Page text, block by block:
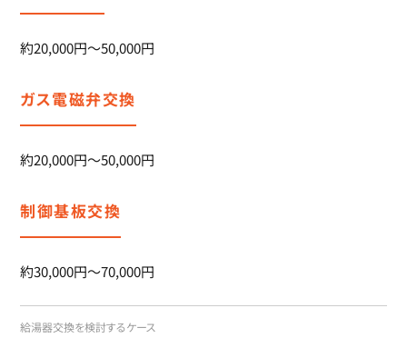
約20,000円～50,000円
ガス電磁弁交換
約20,000円～50,000円
制御基板交換
約30,000円～70,000円
給湯器交換を検討するケース